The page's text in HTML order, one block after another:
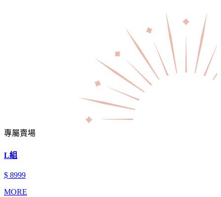
專屬賣場
L組
$ 8999
MORE